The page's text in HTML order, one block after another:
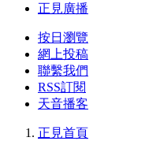
正見廣播
按日瀏覽
網上投稿
聯繫我們
RSS訂閱
天音播客
正見首頁